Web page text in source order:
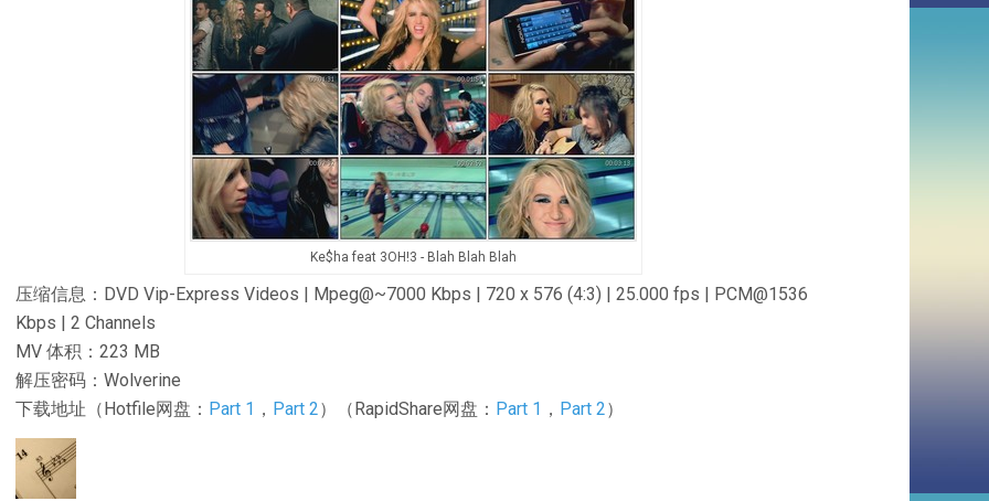
Ke$ha feat 3OH!3 - Blah Blah Blah
压缩信息：DVD Vip-Express Videos | Mpeg@~7000 Kbps | 720 x 576 (4:3) | 25.000 fps | PCM@1536
Kbps | 2 Channels
MV 体积：223 MB
解压密码：Wolverine
下载地址（Hotfile网盘： Part 1 ， Part 2）（RapidShare网盘： Part 1 ， Part 2）